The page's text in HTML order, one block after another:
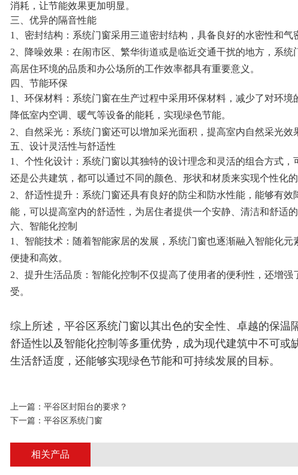
消耗，让节能效果更加明显。
三、优异的隔音性能
1、密封结构：系统门窗采用三道密封结构，具备良好的水密性和气
2、降噪效果：在闹市区、繁华街道或是临近交通干扰的地方，系
高居住环境的品质和办公场所的工作效率都具有重要意义。
四、节能环保
1、环保材料：系统门窗在生产过程中采用环保材料，减少了对环
降低室内空调、暖气等设备的能耗，实现绿色节能。
2、自然采光：系统门窗还可以增加采光面积，提高室内自然采光效
五、设计灵活性与舒适性
1、个性化设计：系统门窗以其独特的设计理念和灵活的组合方式
还是公共建筑，都可以通过不同的颜色、形状和材质来实现个性化的
2、舒适性提升：系统门窗还具有良好的防尘和防水性能，能够有
能，可以提高室内的舒适性，为居住者提供一个安静、清洁和舒适的
六、智能化控制
1、智能技术：随着智能家居的发展，系统门窗也逐渐融入智能化
便捷和高效。
2、提升生活品质：智能化控制不仅提高了使用者的便利性，还增
受。
综上所述，平谷区系统门窗以其出色的安全性、卓越的保
舒适性以及智能化控制等多重优势，成为现代建筑中不可
生活舒适度，还能够实现绿色节能和可持续发展的目标。
上一篇： 平谷区封阳台的要求？
下一篇： 平谷区系统门窗
相关产品